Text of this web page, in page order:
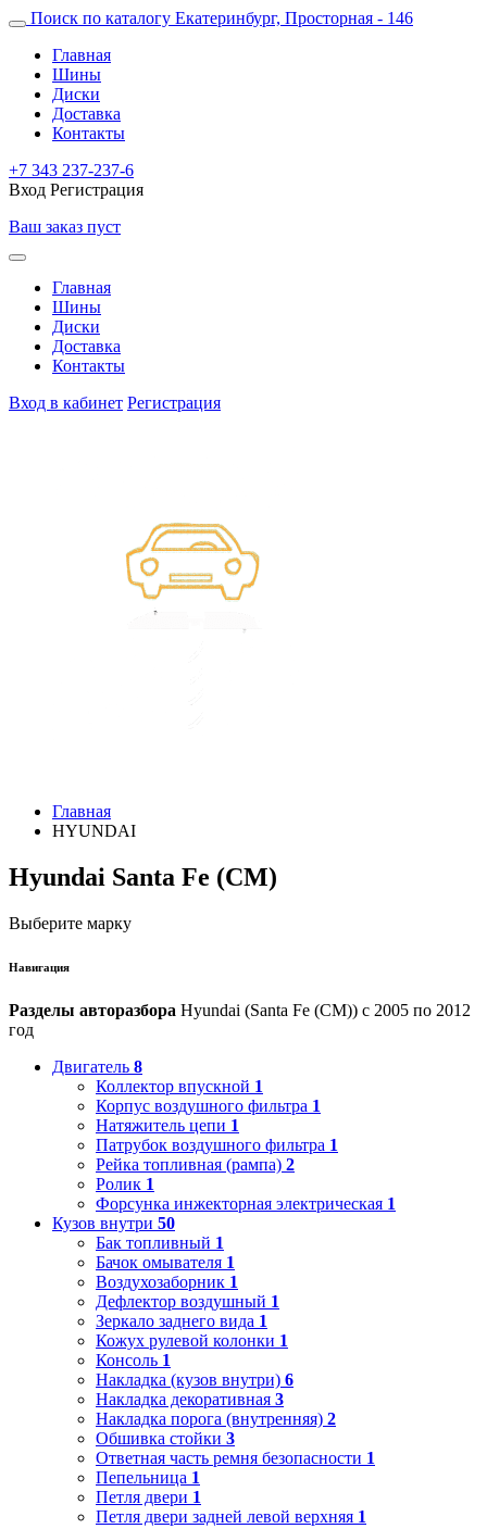
Поиск по каталогу Екатеринбург, Просторная - 146
Главная
Шины
Диски
Доставка
Контакты
+7 343 237-237-6
Вход Регистрация
Ваш заказ пуст
Главная
Шины
Диски
Доставка
Контакты
Вход в кабинет Регистрация
Главная
HYUNDAI
Hyundai Santa Fe (CM)
Выберите марку
Навигация
Разделы авторазбора Hyundai (Santa Fe (CM)) с 2005 по 2012
год
Двигатель 8
Коллектор впускной 1
Корпус воздушного фильтра 1
Натяжитель цепи 1
Патрубок воздушного фильтра 1
Рейка топливная (рампа) 2
Ролик 1
Форсунка инжекторная электрическая 1
Кузов внутри 50
Бак топливный 1
Бачок омывателя 1
Воздухозаборник 1
Дефлектор воздушный 1
Зеркало заднего вида 1
Кожух рулевой колонки 1
Консоль 1
Накладка (кузов внутри) 6
Накладка декоративная 3
Накладка порога (внутренняя) 2
Обшивка стойки 3
Ответная часть ремня безопасности 1
Пепельница 1
Петля двери 1
Петля двери задней левой верхняя 1